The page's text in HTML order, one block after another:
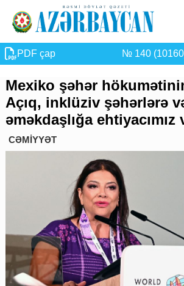
PDF çap № 140
Mexiko şəhər
Açıq, inklüziv şəhərlərə
əməkdaşlığa ehtiyacımız
CƏMİYYƏT